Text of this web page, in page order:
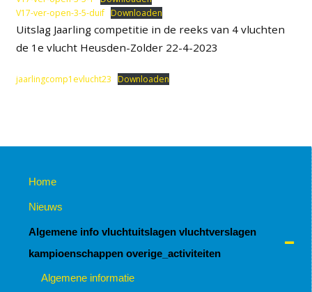
V17-ver-open-3-5-duif Downloaden
Uitslag Jaarling competitie in de reeks van 4 vluchten
de 1e vlucht Heusden-Zolder 22-4-2023
jaarlingcomp1evlucht23 Downloaden
Home
Nieuws
Algemene info vluchtuitslagen vluchtverslagen
kampioenschappen overige_activiteiten
Algemene informatie